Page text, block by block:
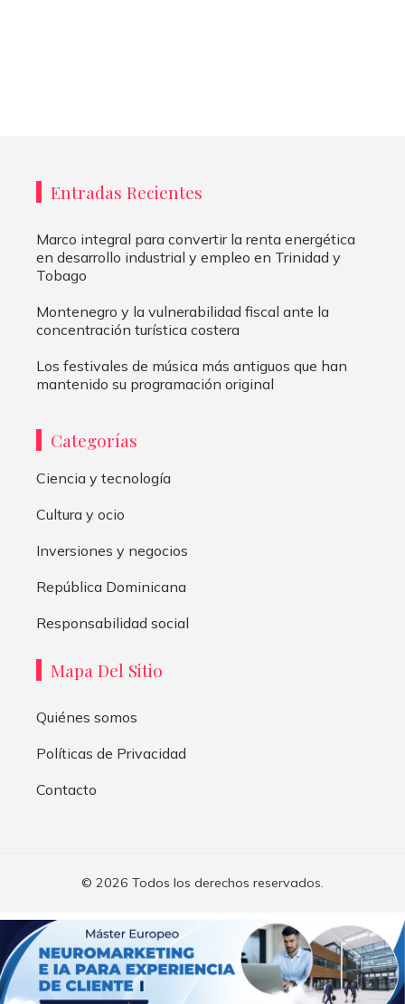
Entradas Recientes
Marco integral para convertir la renta energética
en desarrollo industrial y empleo en Trinidad y
Tobago
Montenegro y la vulnerabilidad fiscal ante la
concentración turística costera
Los festivales de música más antiguos que han
mantenido su programación original
Categorías
Ciencia y tecnología
Cultura y ocio
Inversiones y negocios
República Dominicana
Responsabilidad social
Mapa Del Sitio
Quiénes somos
Políticas de Privacidad
Contacto
© 2026 Todos los derechos reservados.